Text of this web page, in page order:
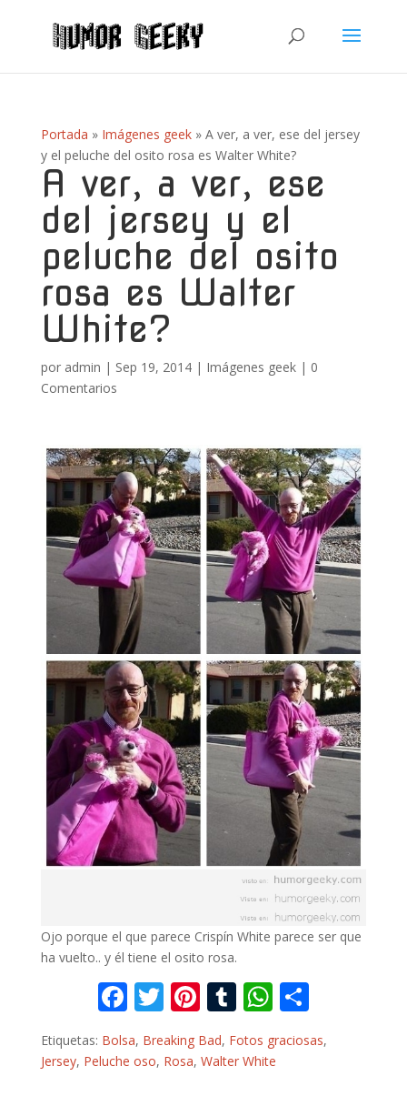
Portada » Imágenes geek» A ver, a ver, ese del jersey
y el peluche del osito rosa es Walter White?
A ver, a ver, ese
del jersey y el
peluche del osito
rosa es Walter
White?
por admin | Sep 19, 2014| Imágenes geek| 0
Comentarios
Ojo porque el que parece Crispín White parece ser que
ha vuelto.. y él tiene el osito rosa.
F
e
T
w
itt
Pi
nt
er
T
m
W
at m
Etiquetas: Bolsa, Breaking Bad, Fotos graciosas,
Jersey, Peluche oso, Rosa, Walter White